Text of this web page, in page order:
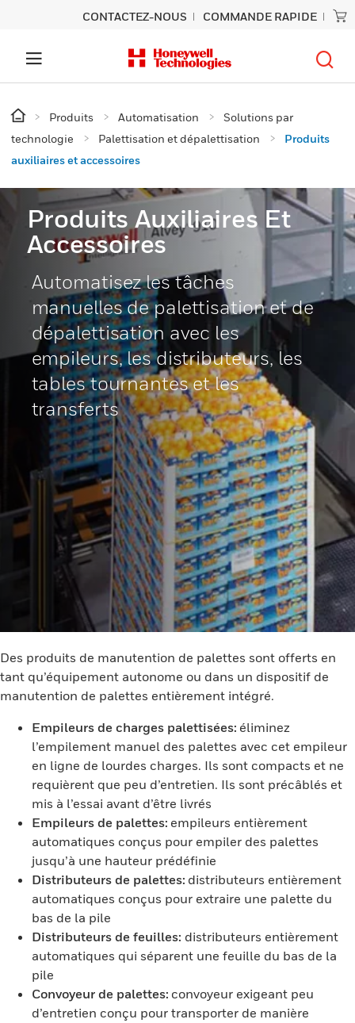
CONTACTEZ-NOUS COMMANDE RAPIDE
Produits Automatisation
Solutions par
technologie
Palettisation et dépalettisation
Produits
auxiliaires et accessoires
Produits Auxiliaires Et
Accessoires
Automatisez les tâches
manuelles de palettisation et de
dépalettisation avec les
empileurs, les distributeurs, les
tables tournantes et les
transferts
Des produits de manutention de palettes sont offerts en
tant qu’équipement autonome ou dans un dispositif de
manutention de palettes entièrement intégré.
Empileurs de charges palettisées: éliminez
l’empilement manuel des palettes avec cet empileur
en ligne de lourdes charges. Ils sont compacts et ne
requièrent que peu d’entretien. Ils sont précâblés et
mis à l’essai avant d’être livrés
Empileurs de palettes: empileurs entièrement
automatiques conçus pour empiler des palettes
jusqu’à une hauteur prédéfinie
Distributeurs de palettes: distributeurs entièrement
automatiques conçus pour extraire une palette du
bas de la pile
Distributeurs de feuilles: distributeurs entièrement
automatiques qui séparent une feuille du bas de la
pile
Convoyeur de palettes: convoyeur exigeant peu
d’entretien conçu pour transporter de manière